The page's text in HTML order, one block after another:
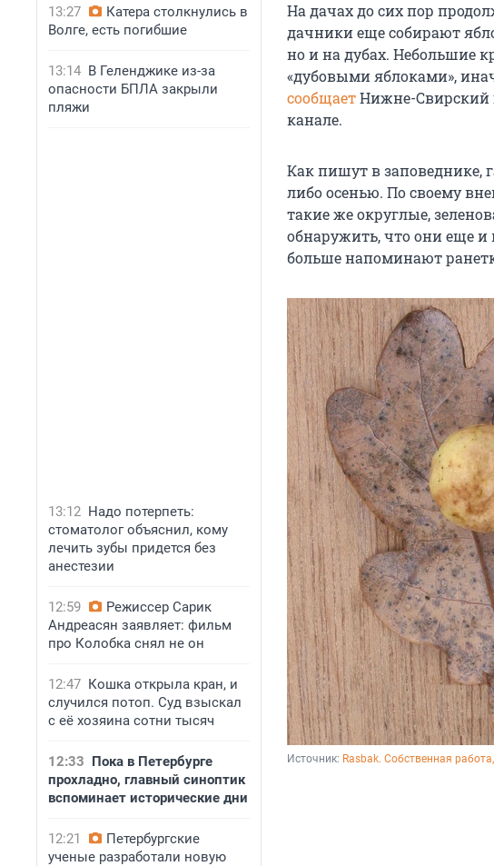
13:27
Катера столкнулись в
Волге, есть погибшие
13:14 В Геленджике из-за
опасности БПЛА закрыли
пляжи
13:12 Надо потерпеть:
стоматолог объяснил, кому
лечить зубы придется без
анестезии
12:59
Режиссер Сарик
Андреасян заявляет: фильм
про Колобка снял не он
12:47 Кошка открыла кран, и
случился потоп. Суд взыскал
с её хозяина сотни тысяч
12:33 Пока в Петербурге
прохладно, главный синоптик
вспоминает исторические дни
12:21
Петербургские
ученые разработали новую
На дачах до сих пор
дачники еще собирают
но и на дубах. Небольшие
«дубовыми яблоками»,
сообщаетНижне-Свирский
канале.
Как пишут в заповеднике,
либо осенью. По своему
такие же округлые,
обнаружить, что они еще и
больше напоминают
Источник: Rasbak. Собственная работа,